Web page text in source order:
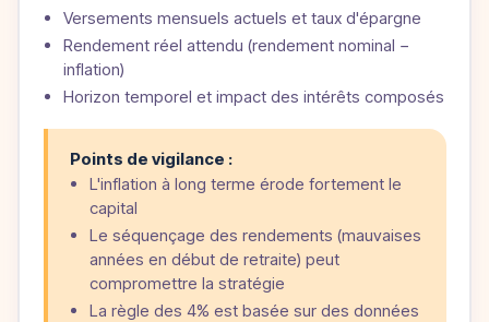
Versements mensuels actuels et taux d'épargne
Rendement réel attendu (rendement nominal −
inflation)
Horizon temporel et impact des intérêts composés
Points de vigilance :
L'inflation à long terme érode fortement le
capital
Le séquençage des rendements (mauvaises
années en début de retraite) peut
compromettre la stratégie
La règle des 4% est basée sur des données